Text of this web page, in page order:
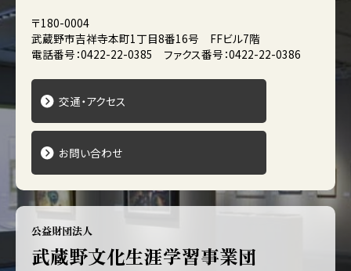
〒180-0004
武蔵野市吉祥寺本町1丁目8番16号 FFビル7階
電話番号：0422-22-0385 ファクス番号：0422-22-0386
交通・アクセス
お問い合わせ
公益財団法人
武蔵野文化生涯学習事業団